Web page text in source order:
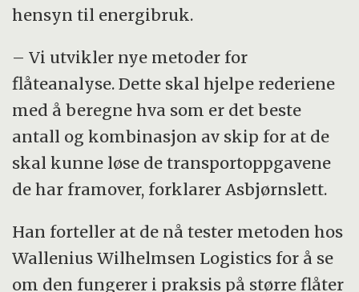
hensyn til energibruk.
– Vi utvikler nye metoder for
flåteanalyse. Dette skal hjelpe rederiene
med å beregne hva som er det beste
antall og kombinasjon av skip for at de
skal kunne løse de transportoppgavene
de har framover, forklarer Asbjørnslett.
Han forteller at de nå tester metoden hos
Wallenius Wilhelmsen Logistics for å se
om den fungerer i praksis på større flåter